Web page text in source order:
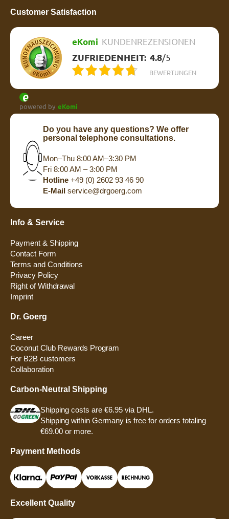
Customer Satisfaction
eKomi KUNDENREZENSIONEN
ZUFRIEDENHEIT: 4.8/5
BEWERTUNGEN
powered by eKomi
Do you have any questions? We offer
personal telephone consultations.
Mon–Thu 8:00 AM–3:30 PM
Fri 8:00 AM – 3:00 PM
Hotline +49 (0) 2602 93 46 90
E-Mail service@drgoerg.com
Info & Service
Payment & Shipping
Contact Form
Terms and Conditions
Privacy Policy
Right of Withdrawal
Imprint
Dr. Goerg
Career
Coconut Club Rewards Program
For B2B customers
Collaboration
Carbon-Neutral Shipping
Shipping costs are €6.95 via DHL.
Shipping within Germany is free for orders totaling
€69.00 or more.
Payment Methods
Excellent Quality